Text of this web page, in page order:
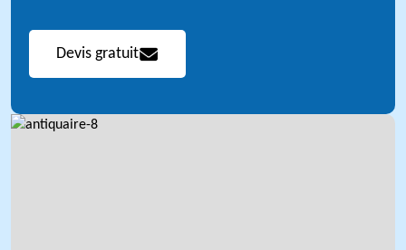
Devis gratuit